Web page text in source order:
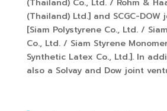
(Thailand) Co., Ltd. / Rohm &
(Thailand) Ltd.] and SCGC-
[Siam Polystyrene Co., Ltd. /
Co., Ltd. / Siam Styrene
Synthetic Latex Co., Ltd.]. In
also a Solvay and Dow joint